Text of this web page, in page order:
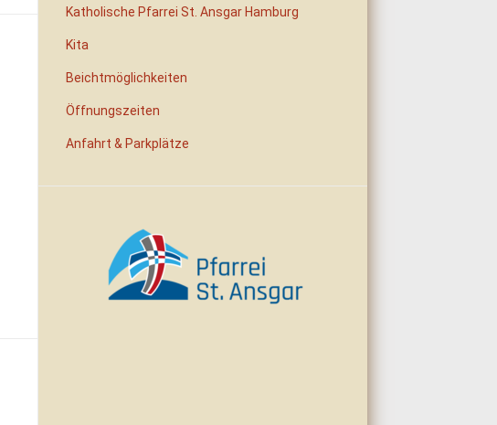
Katholische Pfarrei St. Ansgar Hamburg
Kita
Beichtmöglichkeiten
Öffnungszeiten
Anfahrt & Parkplätze